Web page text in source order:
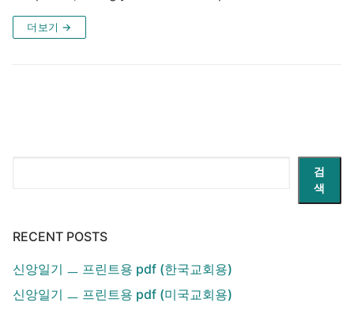
더보기 →
검
색
RECENT POSTS
신앙일기 ㅡ 프린트용 pdf (한국교회용)
신앙일기 ㅡ 프린트용 pdf (미국교회용)